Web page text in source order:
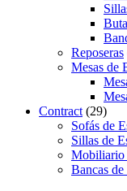
Reposeras
Mesas de
Contract (29)
Sofás de
Sillas de
Mobiliario
Bancas de